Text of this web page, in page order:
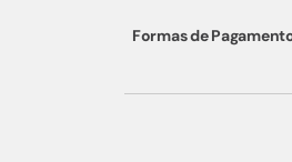
Formas de